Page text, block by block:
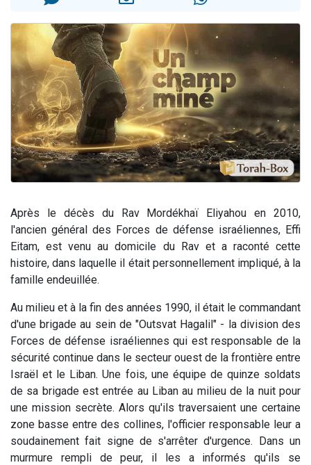
12 nouvelles musiques dans Torah-Box Music
2 personnes viennent de nous rejoindre sur WhatsApp
Après le décès du Rav Mordékhaï Eliyahou en 2010,
l'ancien général des Forces de défense israéliennes, Effi
Eitam, est venu au domicile du Rav et a raconté cette
histoire, dans laquelle il était personnellement impliqué, à la
famille endeuillée.
Au milieu et à la fin des années 1990, il était le commandant
d'une brigade au sein de "Outsvat Hagalil" - la division des
Forces de défense israéliennes qui est responsable de la
sécurité continue dans le secteur ouest de la frontière entre
Israël et le Liban. Une fois, une équipe de quinze soldats
de sa brigade est entrée au Liban au milieu de la nuit pour
une mission secrète. Alors qu'ils traversaient une certaine
zone basse entre des collines, l'officier responsable leur a
soudainement fait signe de s'arrêter d'urgence. Dans un
murmure rempli de peur, il les a informés qu'ils se